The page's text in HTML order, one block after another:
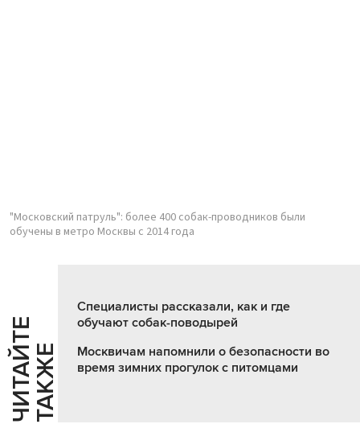
"Московский патруль": более 400 собак-проводников были
обучены в метро Москвы с 2014 года
Ч
И
Т
АЙ
Т
Е
Т
А
К
ЖЕ
Специалисты рассказали, как и где
обучают собак-поводырей
Москвичам напомнили о безопасности во
время зимних прогулок с питомцами